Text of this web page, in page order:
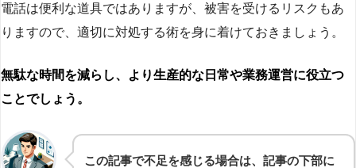
電話は便利な道具ではありますが、被害を受けるリスクもあ
りますので、適切に対処する術を身に着けておきましょう。
無駄な時間を減らし、より生産的な日常や業務運営に役立つ
ことでしょう。
この記事で不足を感じる場合は、記事の下部に